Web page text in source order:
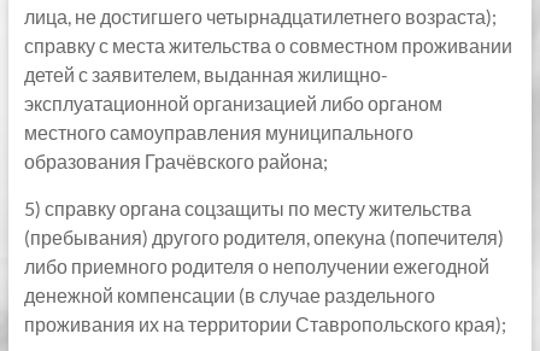
лица, не достигшего четырнадцатилетнего возраста);
справку с места жительства о совместном проживании
детей с заявителем, выданная жилищно-
эксплуатационной организацией либо органом
местного самоуправления муниципального
образования Грачёвского района;
5) справку органа соцзащиты по месту жительства
(пребывания) другого родителя, опекуна (попечителя)
либо приемного родителя о неполучении ежегодной
денежной компенсации (в случае раздельного
проживания их на территории Ставропольского края);